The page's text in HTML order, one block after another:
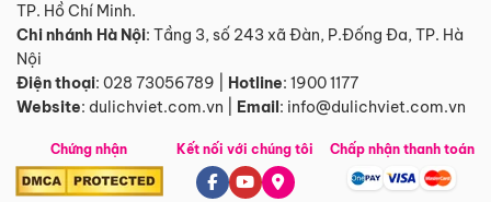
TP. Hồ Chí Minh.
Chi nhánh Hà Nội: Tầng 3, số 243 xã Đàn, P.Đống Đa, TP. Hà
Nội
Điện thoại: 028 73056789 Hotline: 1900 1177
Website: dulichviet.com.vn Email: info@dulichviet.com.vn
Chứng nhận Kết nối với chúng tôi Chấp nhận thanh toán